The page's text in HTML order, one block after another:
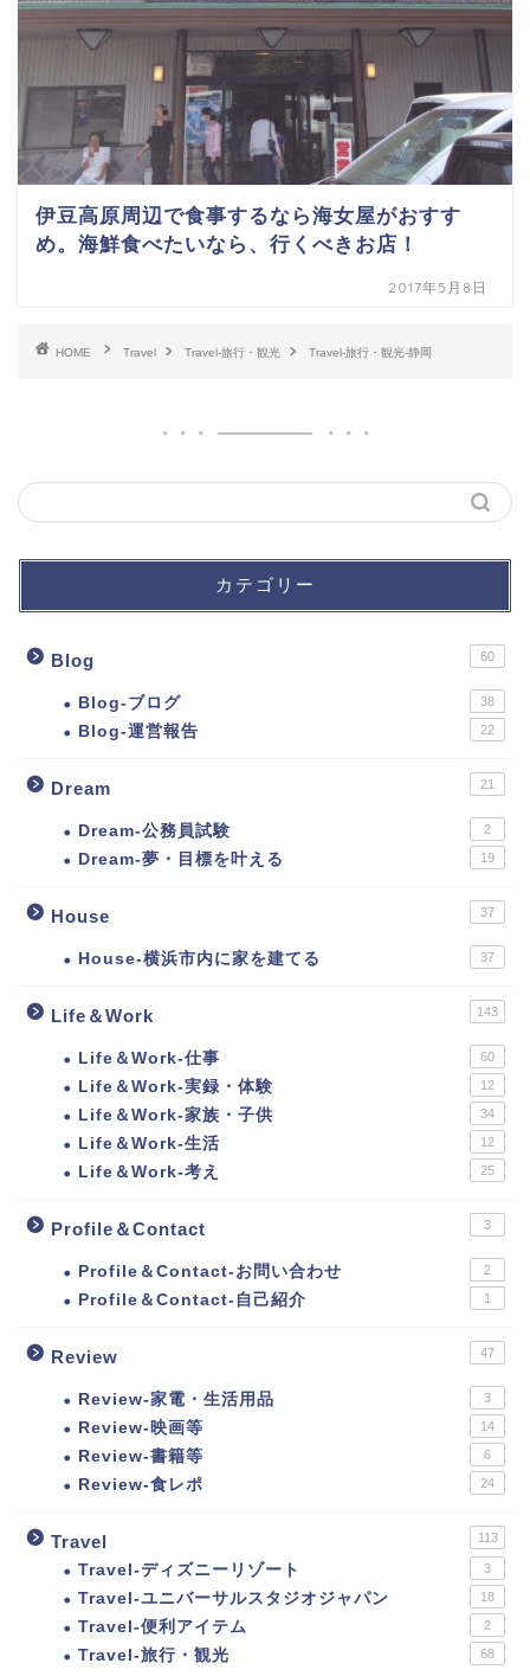
伊豆高原周辺で食事するなら海女屋がおすす
め。海鮮食べたいなら、行くべきお店！
2017年5月8日
HOME Travel Travel-旅行・観光 Travel-旅行・観光-静岡
カテゴリー
Blog 60
Blog-ブログ 38
Blog-運営報告 22
Dream 21
Dream-公務員試験 2
Dream-夢・目標を叶える 19
House 37
House-横浜市内に家を建てる 37
Life＆Work 143
Life＆Work-仕事 60
Life＆Work-実録・体験 12
Life＆Work-家族・子供 34
Life＆Work-生活 12
Life＆Work-考え 25
Profile＆Contact 3
Profile＆Contact-お問い合わせ 2
Profile＆Contact-自己紹介 1
Review 47
Review-家電・生活用品 3
Review-映画等 14
Review-書籍等 6
Review-食レポ 24
Travel 113
Travel-ディズニーリゾート 3
Travel-ユニバーサルスタジオジャパン 18
Travel-便利アイテム 2
Travel-旅行・観光 68